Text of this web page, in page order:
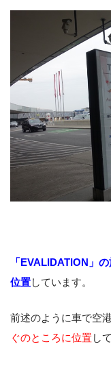
「EVALIDATION」
位置しています。
前述のように車で空
ぐのところに位置し